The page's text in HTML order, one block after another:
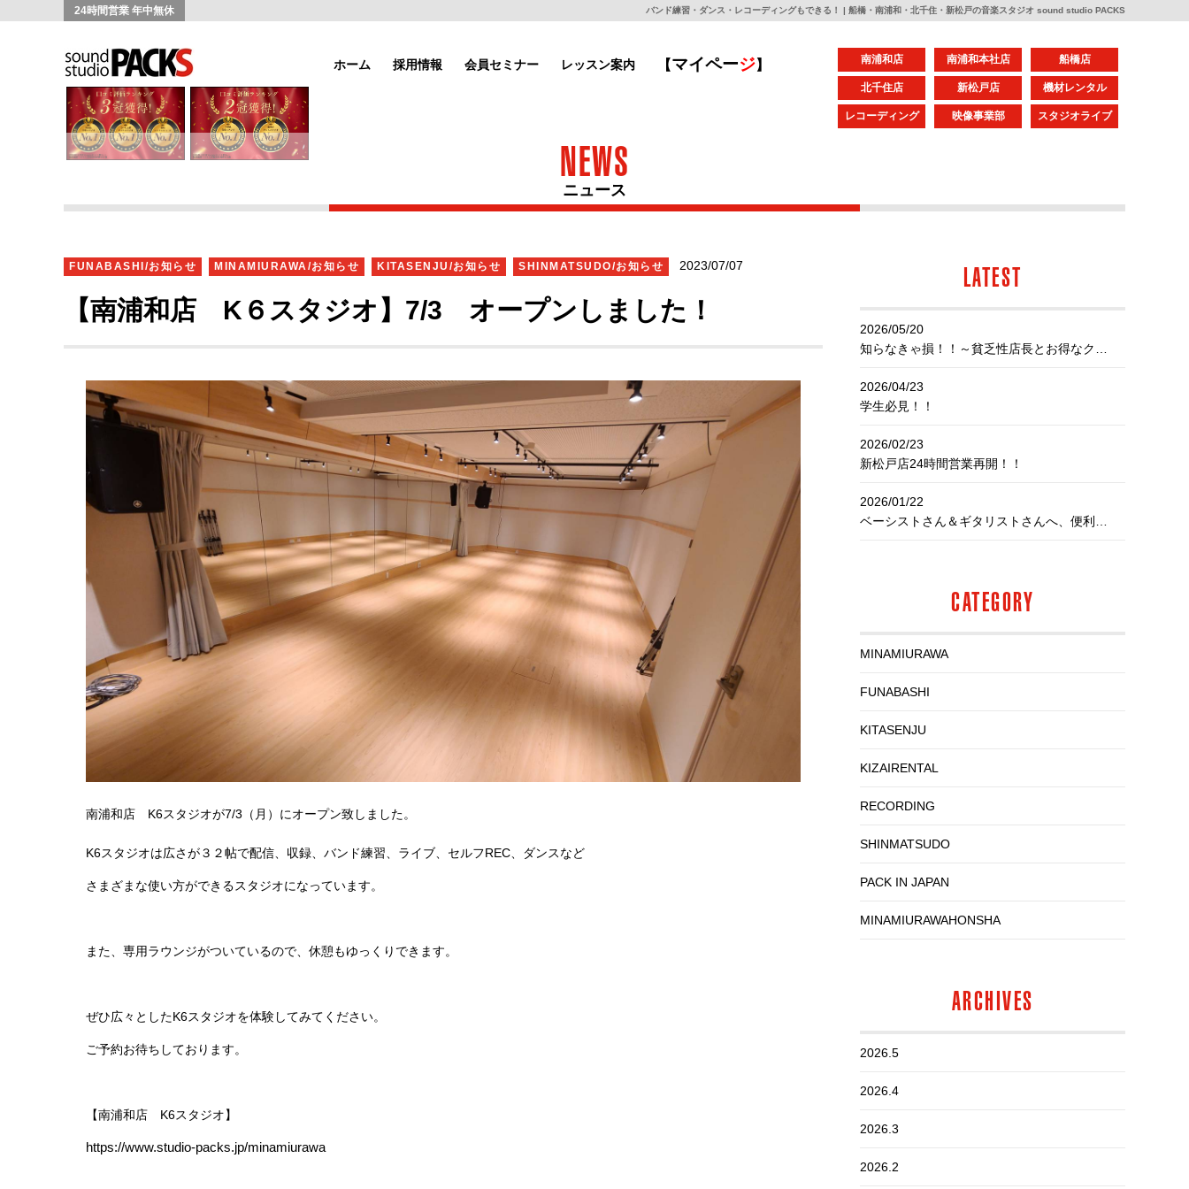
バンド練習・ダンス・レコーディングもできる！ | 船橋・南浦和・北千住・新松戸の音楽スタジオ sound studio PACKS
24時間営業 年中無休
ホーム 採用情報 会員セミナー レッスン案内 【マイページ】 南浦和店 南浦和本社店 船橋店
北千住店 新松戸店 機材レンタル
レコーディング 映像事業部 スタジオライブ
NEWS
ニュース
FUNABASHI/お知らせ MINAMIURAWA/お知らせ KITASENJU/お知らせ SHINMATSUDO/お知らせ 2023/07/07
【南浦和店 K６スタジオ】7/3 オープンしました！
南浦和店 K6スタジオが7/3（月）にオープン致しました。
K6スタジオは広さが３２帖で配信、収録、バンド練習、ライブ、セルフREC、ダンスなど
さまざまな使い方ができるスタジオになっています。
また、専用ラウンジがついているので、休憩もゆっくりできます。
ぜひ広々としたK6スタジオを体験してみてください。
ご予約お待ちしております。
【南浦和店 K6スタジオ】
https://www.studio-packs.jp/minamiurawa
LATEST
2026/05/20
2026/04/23
学生必見！！
2026/02/23
新松戸店24時間営業再開！！
2026/01/22
CATEGORY
MINAMIURAWA
FUNABASHI
KITASENJU
KIZAIRENTAL
RECORDING
SHINMATSUDO
PACK IN JAPAN
MINAMIURAWAHONSHA
ARCHIVES
2026.5
2026.4
2026.3
2026.2